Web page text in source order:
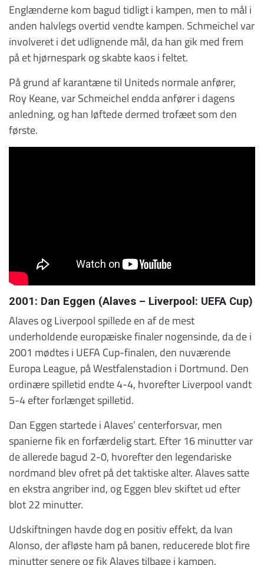
Englænderne kom bagud tidligt i kampen, men to mål i
anden halvlegs overtid vendte kampen. Schmeichel var
involveret i det udlignende mål, da han gik med frem
på et hjørnespark og skabte kaos i feltet.
På grund af karantæne til Uniteds normale anfører,
Roy Keane, var Schmeichel endda anfører i dagens
anledning, og han løftede dermed trofæet som den
første.
2001: Dan Eggen (Alaves – Liverpool: UEFA Cup)
Alaves og Liverpool spillede en af de mest
underholdende europæiske finaler nogensinde, da de i
2001 mødtes i UEFA Cup-finalen, den nuværende
Europa League, på Westfalenstadion i Dortmund. Den
ordinære spilletid endte 4-4, hvorefter Liverpool vandt
5-4 efter forlænget spilletid.
Dan Eggen startede i Alaves’ centerforsvar, men
spanierne fik en forfærdelig start. Efter 16 minutter var
de allerede bagud 2-0, hvorefter den legendariske
nordmand blev ofret på det taktiske alter. Alaves satte
en ekstra angriber ind, og Eggen blev skiftet ud efter
blot 22 minutter.
Udskiftningen havde dog en positiv effekt, da Ivan
Alonso, der afløste ham på banen, reducerede blot fire
minutter senere og fik Alaves tilbage i kampen.